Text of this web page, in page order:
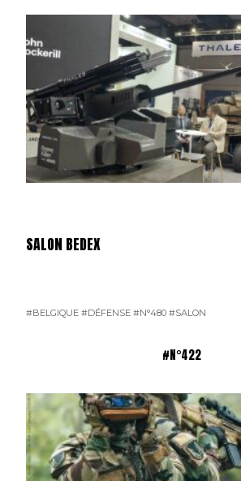
SALON BEDEX
#BELGIQUE #DÉFENSE #N°480 #SALON
#N°422